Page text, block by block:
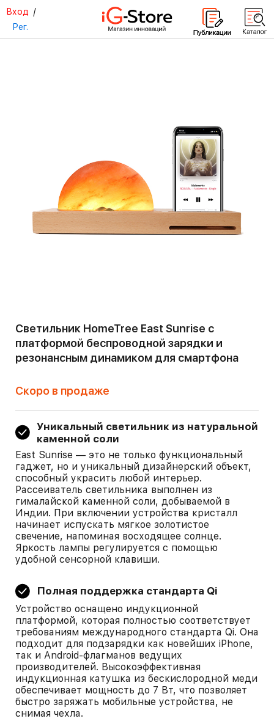
Вход /
Рег.
Светильник HomeTree East Sunrise c
платформой беспроводной зарядки и
резонансным динамиком для смартфона
Скоро в продаже
Уникальный светильник из натуральной
каменной соли
East Sunrise — это не только функциональный
гаджет, но и уникальный дизайнерский объект,
способный украсить любой интерьер.
Рассеиватель светильника выполнен из
гималайской каменной соли, добываемой в
Индии. При включении устройства кристалл
начинает испускать мягкое золотистое
свечение, напоминая восходящее солнце.
Яркость лампы регулируется с помощью
удобной сенсорной клавиши.
Полная поддержка стандарта Qi
Устройство оснащено индукционной
платформой, которая полностью соответствует
требованиям международного стандарта Qi. Она
подходит для подзарядки как новейших iPhone,
так и Android-флагманов ведущих
производителей. Высокоэффективная
индукционная катушка из бескислородной меди
обеспечивает мощность до 7 Вт, что позволяет
быстро заряжать мобильные устройства, не
снимая чехла.